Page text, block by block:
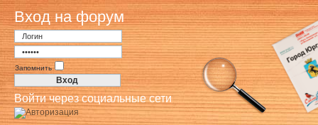
Вход на форум
Запомнить
Войти через социальные сети